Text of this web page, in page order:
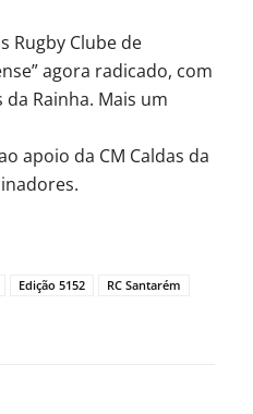
Rugby Clube de
agora radicado, com
da Rainha. Mais um
apoio da CM Caldas da
Edição 5152
RC Santarém